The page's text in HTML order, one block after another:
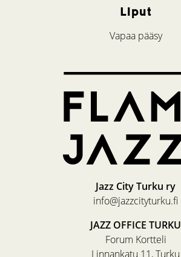
Liput
Vapaa pääsy
Jazz City Turku ry
info@jazzcityturku.fi
JAZZ OFFICE TURKU
Forum Kortteli
Linnankatu 11, Turku